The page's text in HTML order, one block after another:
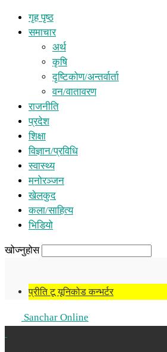
गृह पृष्ठ
समाचार
अर्थ
कृषि
दृष्टिकोण/अन्तर्वार्ता
वन/वातावरण
राजनीति
प्रदेश
शिक्षा
विज्ञान/प्रविधि
स्वास्थ्य
मनोरञ्जन
खेलकुद
कला/साहित्य
भिडियो
खोज्नुहोस
प्रीति टू यूनिकोड कन्भर्टर
Sanchar Online